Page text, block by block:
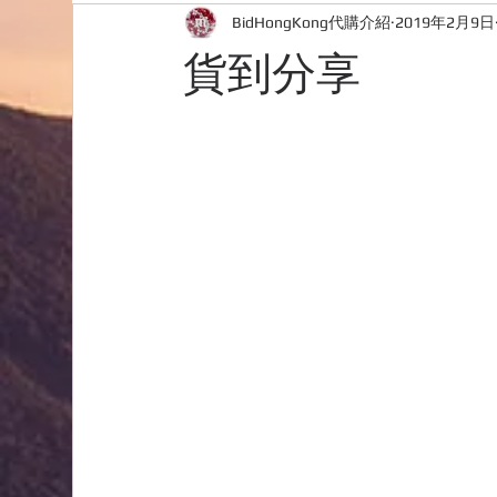
外國購物網站介紹 ABOUT ME ABOUT
貨到分享
BidHongKong代購介紹 2019年2月9日